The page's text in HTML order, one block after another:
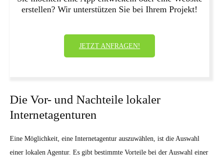
erstellen? Wir unterstützen Sie bei Ihrem Projekt!
JETZT ANFRAGEN!
Die Vor- und Nachteile lokaler
Internetagenturen
Eine Möglichkeit, eine Internetagentur auszuwählen, ist die Auswahl
einer lokalen Agentur. Es gibt bestimmte Vorteile bei der Auswahl einer